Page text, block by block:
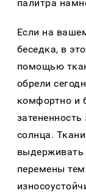
палитра
Если на
беседка, в
помощью
обрели
комфортно и
солнца.
перемены